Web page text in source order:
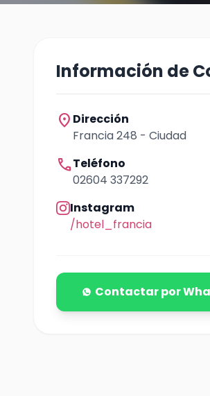
Información de
location_on Dirección
Francia 248 - Ciudad
callTeléfono
02604 337292
Instagram
/hotel_francia
Contactar por